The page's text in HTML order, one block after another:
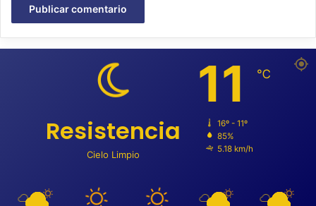
Resistencia
Cielo Limpio
11 ℃
16º - 11º
85%
5.18 km/h